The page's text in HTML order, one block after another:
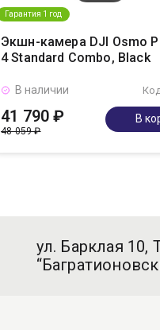
Гарантия 1 год
Экшн-камера DJI Osmo
4 Standard Combo, Black
В наличии
41 790 ₽
48 059 ₽
В
ул. Барклая 10,